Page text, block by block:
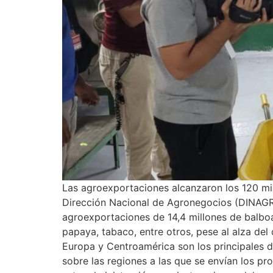
Las agroexportaciones alcanzaron los 120
Dirección Nacional de Agronegocios
agroexportaciones de 14,4 millones de
papaya, tabaco, entre otros, pese al alza
Europa y Centroamérica son los principales
sobre las regiones a las que se envían los